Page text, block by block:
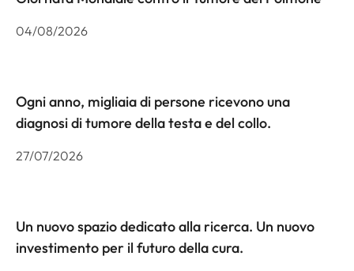
04/08/2026
Ogni anno, migliaia di persone ricevono una
diagnosi di tumore della testa e del collo.
27/07/2026
Un nuovo spazio dedicato alla ricerca. Un nuovo
investimento per il futuro della cura.